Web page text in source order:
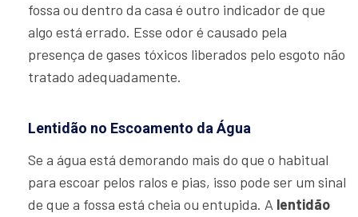
fossa ou dentro da casa é outro indicador de que
algo está errado. Esse odor é causado pela
presença de gases tóxicos liberados pelo esgoto não
tratado adequadamente.
Lentidão no Escoamento da Água
Se a água está demorando mais do que o habitual
para escoar pelos ralos e pias, isso pode ser um sinal
de que a fossa está cheia ou entupida. A lentidão